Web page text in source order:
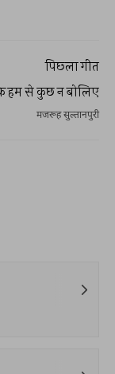
पिछ्ला गीत
के हम से कुछ न बोलिए
मजरूह सुल्तानपुरी